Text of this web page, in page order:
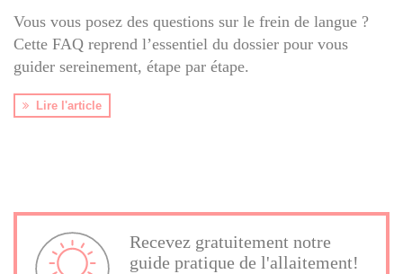
Vous vous posez des questions sur le frein de langue ?
Cette FAQ reprend l’essentiel du dossier pour vous
guider sereinement, étape par étape.
Lire l'article
Recevez gratuitement notre
guide pratique de l'allaitement!